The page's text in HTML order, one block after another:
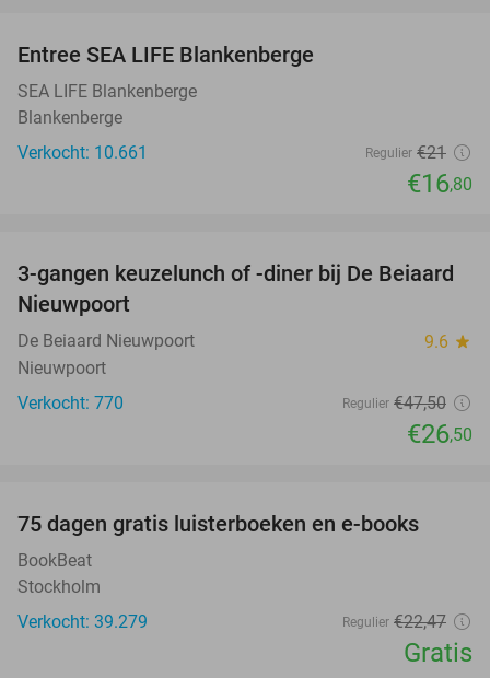
Entree SEA LIFE Blankenberge
SEA LIFE Blankenberge
Blankenberge
Verkocht: 10.661
Regulier €21
€16,80
44%
3-gangen keuzelunch of -diner bij De Beiaard
Nieuwpoort
De Beiaard Nieuwpoort 9.6 star
Nieuwpoort
Verkocht: 770
Regulier €47,50
€26,50
75 dagen gratis luisterboeken en e-books
BookBeat
Stockholm
Verkocht: 39.279
Regulier €22,47
Gratis